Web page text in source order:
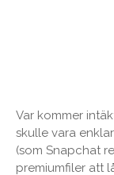
Var kommer
skulle vara
(som Snapchat
premiumfiler att